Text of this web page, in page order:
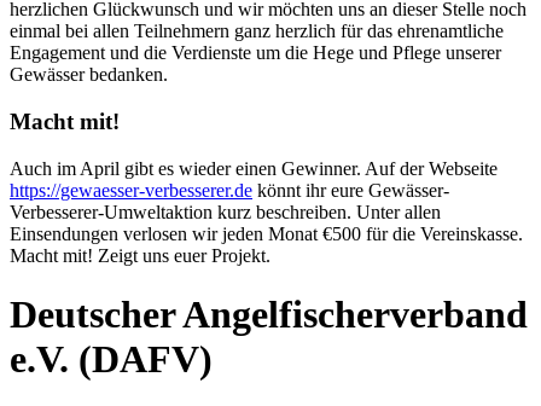
herzlichen Glückwunsch und wir möchten uns an dieser Stelle noch
einmal bei allen Teilnehmern ganz herzlich für das ehrenamtliche
Engagement und die Verdienste um die Hege und Pflege unserer
Gewässer bedanken.
Macht mit!
Auch im April gibt es wieder einen Gewinner. Auf der Webseite
https://gewaesser-verbesserer.de könnt ihr eure Gewässer-
Verbesserer-Umweltaktion kurz beschreiben. Unter allen
Einsendungen verlosen wir jeden Monat €500 für die Vereinskasse.
Macht mit! Zeigt uns euer Projekt.
Deutscher Angelfischerverband
e.V. (DAFV)